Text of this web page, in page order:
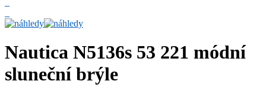
Nautica N5136s 53 221 módní
sluneční brýle